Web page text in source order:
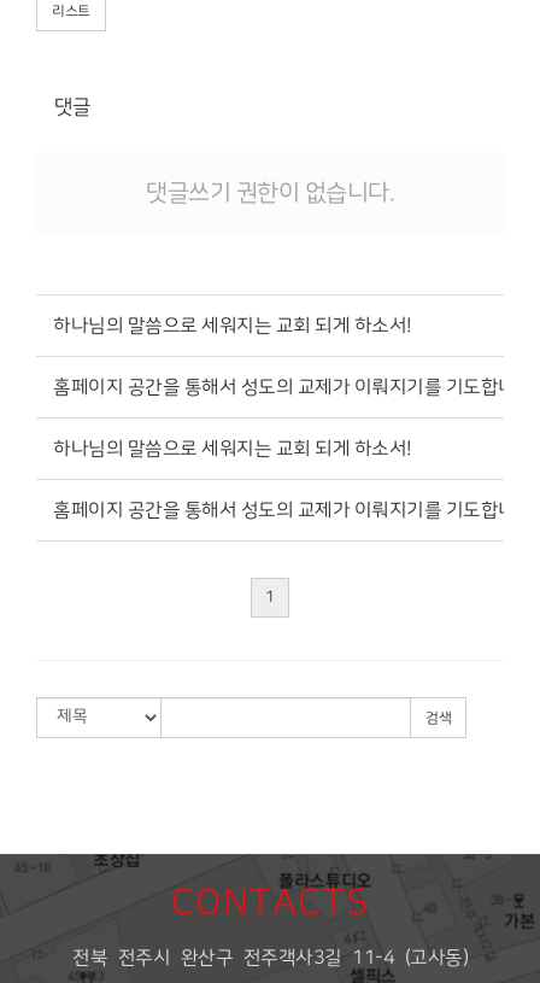
리스트
댓글
댓글쓰기 권한이 없습니다.
하나님의 말씀으로 세워지는 교회 되게 하소서!
홈페이지 공간을 통해서 성도의 교제가 이뤄지기를 기도합니다
하나님의 말씀으로 세워지는 교회 되게 하소서!
홈페이지 공간을 통해서 성도의 교제가 이뤄지기를 기도합니다
1
검색
CONTACTS
전북 전주시 완산구 전주객사3길 11-4 (고사동)